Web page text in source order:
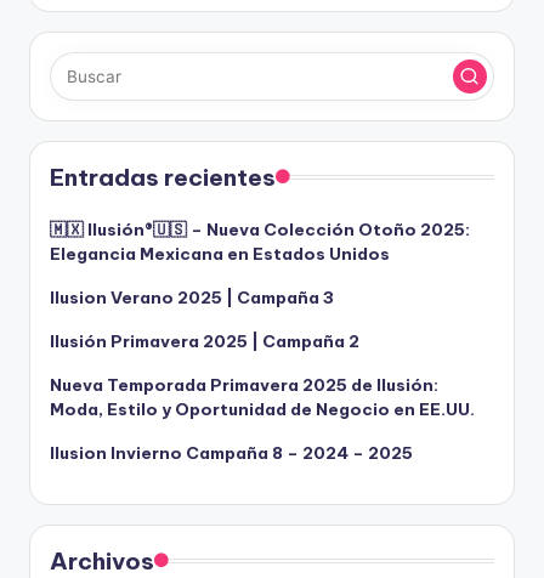
Entradas recientes
🇲🇽 Ilusión®️🇺🇸 – Nueva Colección Otoño 2025:
Elegancia Mexicana en Estados Unidos
Ilusion Verano 2025 | Campaña 3
Ilusión Primavera 2025 | Campaña 2
Nueva Temporada Primavera 2025 de Ilusión:
Moda, Estilo y Oportunidad de Negocio en EE.UU.
Ilusion Invierno Campaña 8 – 2024 – 2025
Archivos